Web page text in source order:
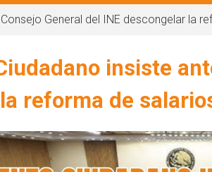
General del INE descongelar la
insiste
reforma de